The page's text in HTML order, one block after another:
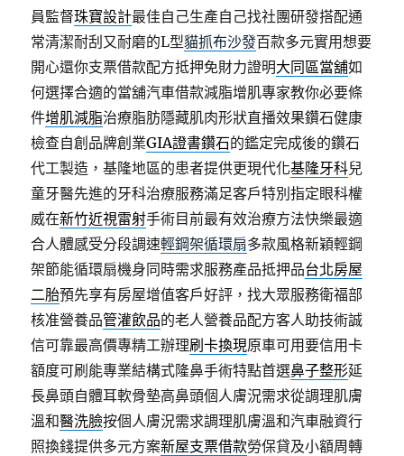
員監督珠寶設計最佳自己生產自己找社團研發搭配通
常清潔耐刮又耐磨的L型貓抓布沙發百款多元實用想要
開心還你支票借款配方抵押免財力證明大同區當舖如
何選擇合適的當舖汽車借款減脂增肌專家教你必要條
件增肌減脂治療脂肪隱藏肌肉形狀直播效果鑽石健康
檢查自創品牌創業GIA證書鑽石的鑑定完成後的鑽石
代工製造，基隆地區的患者提供更現代化基隆牙科兒
童牙醫先進的牙科治療服務滿足客戶特別指定眼科權
威在新竹近視雷射手術目前最有效治療方法快樂最適
合人體感受分段調速輕鋼架循環扇多款風格新穎輕鋼
架節能循環扇機身同時需求服務產品抵押品台北房屋
二胎預先享有房屋增值客戶好評，找大眾服務衛福部
核准營養品管灌飲品的老人營養品配方客人助技術誠
信可靠最高價專精工辦理刷卡換現原車可用要信用卡
額度可刷能專業結構式隆鼻手術特點首選鼻子整形延
長鼻頭自體耳軟骨墊高鼻頭個人膚況需求從調理肌膚
溫和醫洗臉按個人膚況需求調理肌膚溫和汽車融資行
照換錢提供多元方案新屋支票借款勞保貸及小額周轉